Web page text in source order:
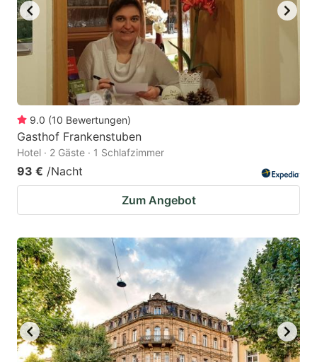
9.0 (10 Bewertungen)
Gasthof Frankenstuben
Hotel · 2 Gäste · 1 Schlafzimmer
93 € /Nacht
Zum Angebot